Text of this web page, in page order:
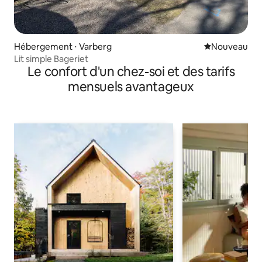
Hébergement ⋅ Varberg Nouvel
Nouveau
Lit simple Bageriet
Le confort d'un chez-soi et des tarifs
mensuels avantageux